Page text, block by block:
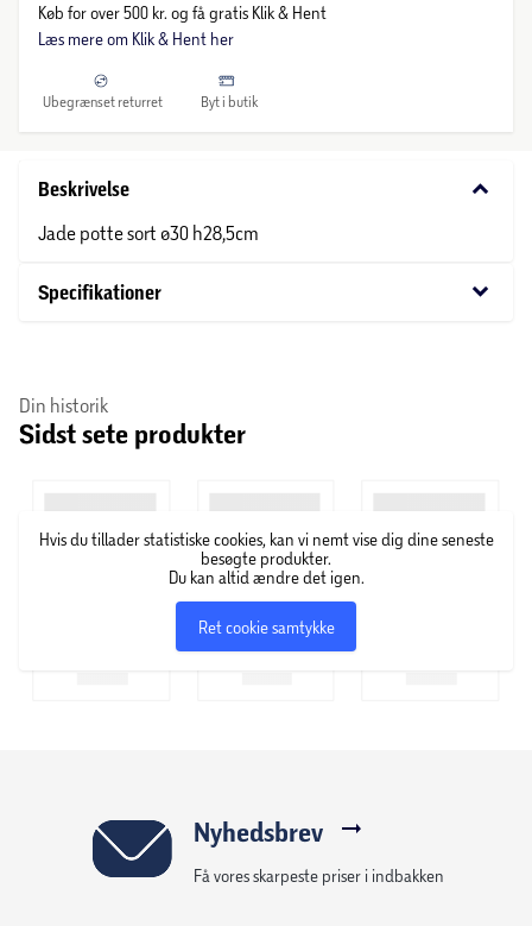
Køb for over 500 kr. og få gratis Klik & Hent
Læs mere om Klik & Hent her
Ubegrænset returret Byt i butik
Beskrivelse keyboard_arrow_down
Jade potte sort ø30 h28,5cm
Specifikationer keyboard_arrow_down
Din historik
Sidst sete produkter
Hvis du tillader statistiske cookies, kan vi nemt vise dig dine seneste
besøgte produkter.
Du kan altid ændre det igen.
Ret cookie samtykke
Nyhedsbrev
Få vores skarpeste priser i indbakken